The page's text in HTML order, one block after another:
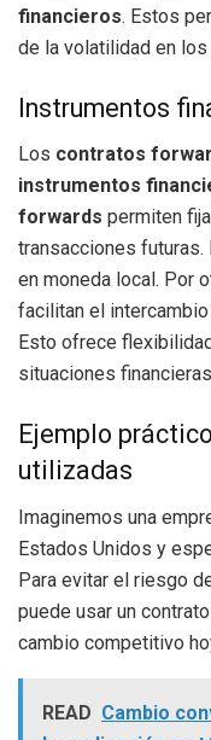
financieros. Estos
de la volatilidad en
Instrumentos
Los contratos
instrumentos
forwards permiten
transacciones
en moneda local. Por
facilitan el
Esto ofrece
situaciones
Ejemplo
utilizadas
Imaginemos una
Estados Unidos y
Para evitar el riesgo
puede usar un
cambio competitivo
READ Cambio